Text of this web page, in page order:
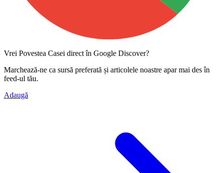
Vrei Povestea Casei direct în Google Discover?
Marchează-ne ca sursă preferată și articolele noastre apar mai des în
feed-ul tău.
Adaugă